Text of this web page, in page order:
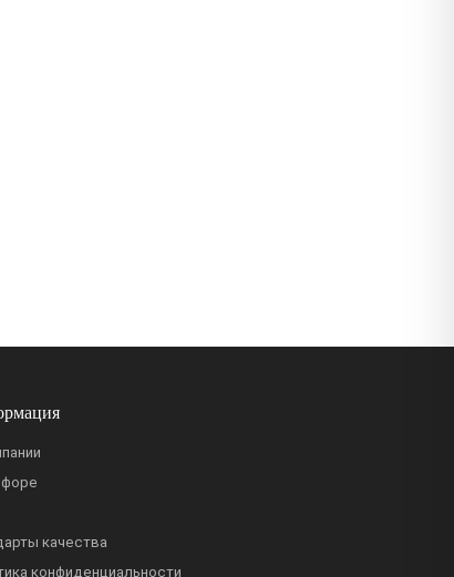
качества
конфиденциальности